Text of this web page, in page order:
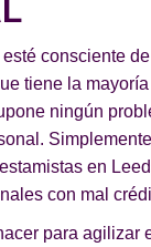
consciente
tiene la
ningún
en
con mal
para agilizar